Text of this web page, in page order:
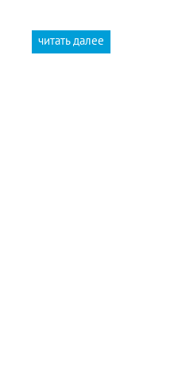
читать далее